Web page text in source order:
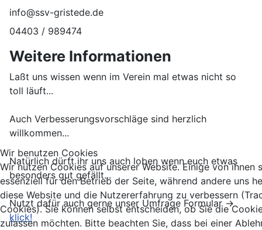
E-Mail:
info@ssv-gristede.de
Telefon:
04403 / 989474
Weitere Informationen
Weitere Informationen
Laßt uns wissen wenn im Verein mal etwas nicht so
toll läuft...
Auch Verbesserungsvorschläge sind herzlich
willkommen...
Natürlich dürft ihr uns auch loben wenn euch etwas
besonders gut gefällt...
Nutzt dafür auch gerne unser Umfrage Formular ->
klick!
Wir benutzen Cookies
Wir nutzen Cookies auf unserer Website. Einige von ihnen
essenziell für den Betrieb der Seite, während andere uns
diese Website und die Nutzererfahrung zu verbessern
Cookies). Sie können selbst entscheiden, ob Sie die
zulassen möchten. Bitte beachten Sie, dass bei einer